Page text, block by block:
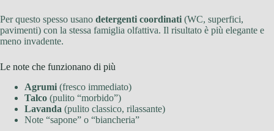
Per questo spesso usano detergenti coordinati (WC, superfici,
pavimenti) con la stessa famiglia olfattiva. Il risultato è più elegante e
meno invadente.
Le note che funzionano di più
Agrumi (fresco immediato)
Talco (pulito “morbido”)
Lavanda (pulito classico, rilassante)
Note “sapone” o “biancheria”